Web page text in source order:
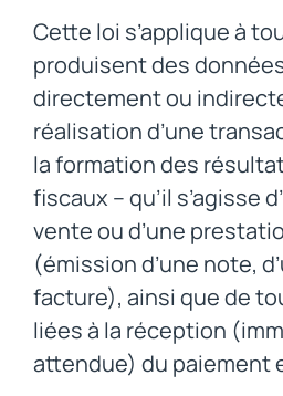
Cette loi s’applique à
produisent des
directement ou
réalisation d’une
la formation des
fiscaux – qu’il s’agisse
vente ou d’une
(émission d’une note,
facture), ainsi que de
liées à la réception
attendue) du paiement